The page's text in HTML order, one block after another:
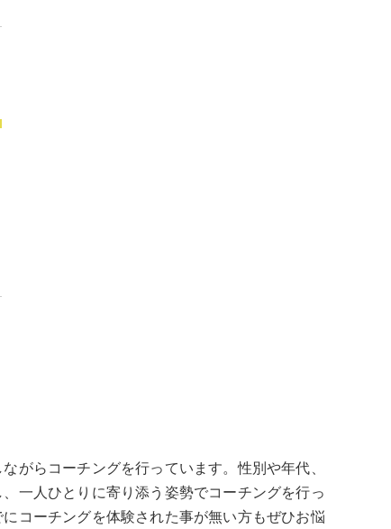
がらコーチングを行っています。性別や年代、
一人ひとりに寄り添う姿勢でコーチングを行っ
コーチングを体験された事が無い方もぜひお悩